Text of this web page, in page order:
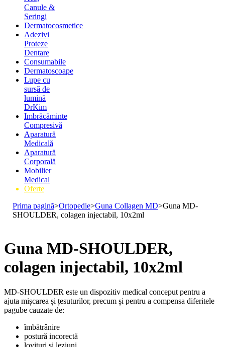
Canule &
Seringi
Dermatocosmetice
Adezivi
Proteze
Dentare
Consumabile
Dermatoscoape
Lupe cu
sursă de
lumină
DrKim
Imbrăcăminte
Compresivă
Aparatură
Medicală
Aparatură
Corporală
Mobilier
Medical
Oferte
Prima pagină>Ortopedie>Guna Collagen MD>Guna MD-
SHOULDER, colagen injectabil, 10x2ml
Guna MD-SHOULDER,
colagen injectabil, 10x2ml
MD-SHOULDER este un dispozitiv medical conceput pentru a
ajuta mișcarea și țesuturilor, precum și pentru a compensa diferitele
pagube cauzate de:
îmbătrânire
postură incorectă
lovituri și leziuni